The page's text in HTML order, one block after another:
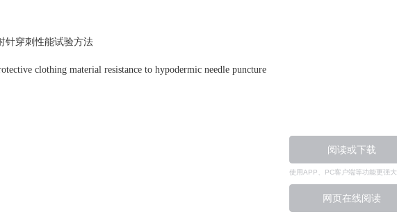
针穿刺性能试验方法
clothing material resistance to hypodermic needle puncture
阅读或下载
使用APP、PC客户端等功能更强大
网页在线阅读